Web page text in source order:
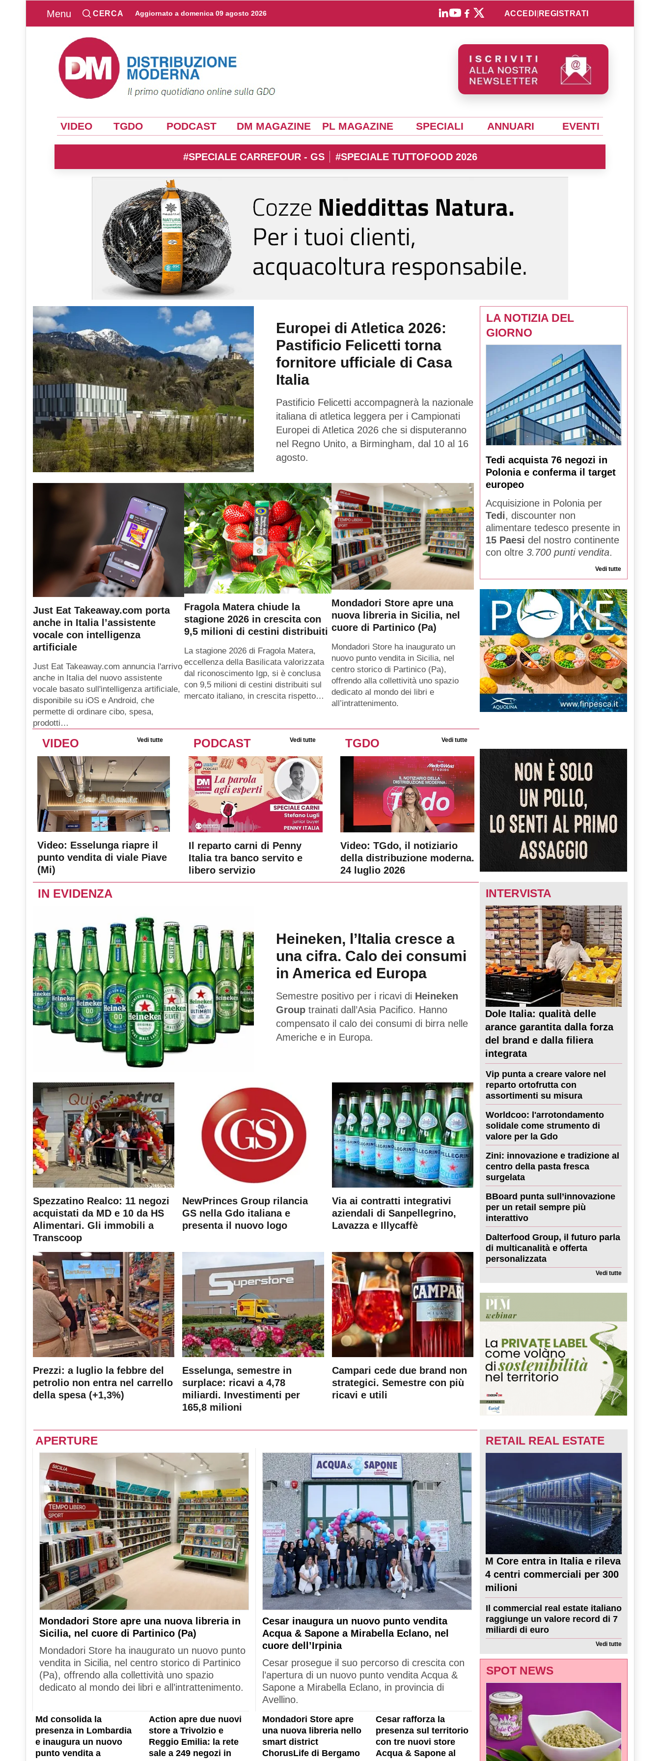
Menu CERCA Aggiornato a domenica 09 agosto 2026 ACCEDI REGISTRATI
VIDEO TGDO PODCAST DM MAGAZINE PL MAGAZINE SPECIALI ANNUARI EVENTI
#SPECIALE CARREFOUR - GS #SPECIALE TUTTOFOOD 2026
Europei di Atletica 2026:
Pastificio Felicetti torna
fornitore ufficiale di Casa
Italia
Pastificio Felicetti accompagnerà la nazionale
italiana di atletica leggera per i Campionati
Europei di Atletica 2026 che si disputeranno
nel Regno Unito, a Birmingham, dal 10 al 16
agosto.
Just Eat Takeaway.com porta
anche in Italia l’assistente
vocale con intelligenza
artificiale
Just Eat Takeaway.com annuncia l'arrivo
anche in Italia del nuovo assistente
vocale basato sull'intelligenza artificiale,
disponibile su iOS e Android, che
permette di ordinare cibo, spesa,
prodotti…
Fragola Matera chiude la
stagione 2026 in crescita con
9,5 milioni di cestini distribuiti
La stagione 2026 di Fragola Matera,
eccellenza della Basilicata valorizzata
dal riconoscimento Igp, si è conclusa
con 9,5 milioni di cestini distribuiti sul
mercato italiano, in crescita rispetto…
Mondadori Store apre una
nuova libreria in Sicilia, nel
cuore di Partinico (Pa)
Mondadori Store ha inaugurato un
nuovo punto vendita in Sicilia, nel
centro storico di Partinico (Pa),
offrendo alla collettività uno spazio
dedicato al mondo dei libri e
all’intrattenimento.
LA NOTIZIA DEL
GIORNO
Tedi acquista 76 negozi in
Polonia e conferma il target
europeo
Acquisizione in Polonia per
Tedi, discounter non
alimentare tedesco presente in
15 Paesi del nostro continente
con oltre 3.700 punti vendita.
Vedi tutte
VIDEO Vedi tutte
Video: Esselunga riapre il
punto vendita di viale Piave
(Mi)
PODCAST Vedi tutte
Il reparto carni di Penny
Italia tra banco servito e
libero servizio
TGDO Vedi tutte
Video: TGdo, il notiziario
della distribuzione moderna.
24 luglio 2026
IN EVIDENZA
Heineken, l’Italia cresce a
una cifra. Calo dei consumi
in America ed Europa
Semestre positivo per i ricavi di Heineken
Group trainati dall’Asia Pacifico. Hanno
compensato il calo dei consumi di birra nelle
Americhe e in Europa.
Spezzatino Realco: 11 negozi
acquistati da MD e 10 da HS
Alimentari. Gli immobili a
Transcoop
NewPrinces Group rilancia
GS nella Gdo italiana e
presenta il nuovo logo
Via ai contratti integrativi
aziendali di Sanpellegrino,
Lavazza e Illycaffè
Prezzi: a luglio la febbre del
petrolio non entra nel carrello
della spesa (+1,3%)
Esselunga, semestre in
surplace: ricavi a 4,78
miliardi. Investimenti per
165,8 milioni
Campari cede due brand non
strategici. Semestre con più
ricavi e utili
INTERVISTA
Dole Italia: qualità delle
arance garantita dalla forza
del brand e dalla filiera
integrata
Vip punta a creare valore nel
reparto ortofrutta con
assortimenti su misura
Worldcoo: l'arrotondamento
solidale come strumento di
valore per la Gdo
Zini: innovazione e tradizione al
centro della pasta fresca
surgelata
BBoard punta sull’innovazione
per un retail sempre più
interattivo
Dalterfood Group, il futuro parla
di multicanalità e offerta
personalizzata
Vedi tutte
APERTURE
Mondadori Store apre una nuova libreria in
Sicilia, nel cuore di Partinico (Pa)
Mondadori Store ha inaugurato un nuovo punto
vendita in Sicilia, nel centro storico di Partinico
(Pa), offrendo alla collettività uno spazio
dedicato al mondo dei libri e all’intrattenimento.
Cesar inaugura un nuovo punto vendita
Acqua & Sapone a Mirabella Eclano, nel
cuore dell’Irpinia
Cesar prosegue il suo percorso di crescita con
l’apertura di un nuovo punto vendita Acqua &
Sapone a Mirabella Eclano, in provincia di
Avellino.
Md consolida la
presenza in Lombardia
e inaugura un nuovo
punto vendita a
Action apre due nuovi
store a Trivolzio e
Reggio Emilia: la rete
sale a 249 negozi in
Mondadori Store apre
una nuova libreria nello
smart district
ChorusLife di Bergamo
Cesar rafforza la
presenza sul territorio
con tre nuovi store
Acqua & Sapone al
RETAIL REAL ESTATE
M Core entra in Italia e rileva
4 centri commerciali per 300
milioni
Il commercial real estate italiano
raggiunge un valore record di 7
miliardi di euro
Vedi tutte
SPOT NEWS